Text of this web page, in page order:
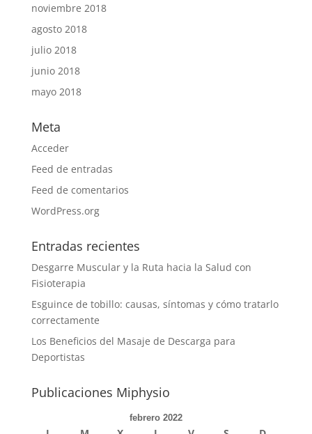
noviembre 2018
agosto 2018
julio 2018
junio 2018
mayo 2018
Meta
Acceder
Feed de entradas
Feed de comentarios
WordPress.org
Entradas recientes
Desgarre Muscular y la Ruta hacia la Salud con
Fisioterapia
Esguince de tobillo: causas, síntomas y cómo tratarlo
correctamente
Los Beneficios del Masaje de Descarga para
Deportistas
Publicaciones Miphysio
febrero 2022